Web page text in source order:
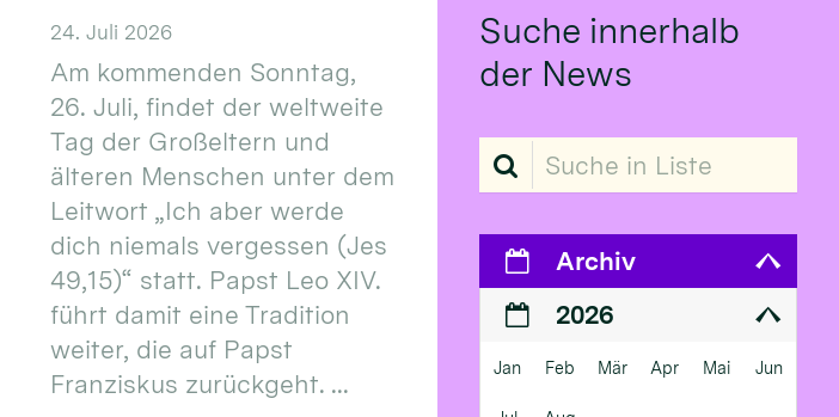
24. Juli 2026
Am kommenden Sonntag,
26. Juli, findet der weltweite
Tag der Großeltern und
älteren Menschen unter dem
Leitwort „Ich aber werde
dich niemals vergessen (Jes
49,15)“ statt. Papst Leo XIV.
führt damit eine Tradition
weiter, die auf Papst
Franziskus zurückgeht. ...
Suche innerhalb
der News
Suche in Liste
Archiv
2026
Jan Feb Mär Apr Mai Jun